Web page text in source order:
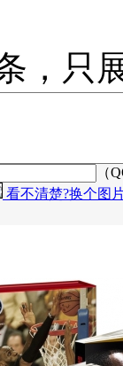
，只
（
看不清楚?换个图